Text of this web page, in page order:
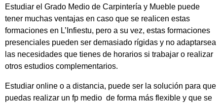
Estudiar el Grado Medio de Carpintería y Mueble puede
tener muchas ventajas en caso que se realicen estas
formaciones en L’Infiestu, pero a su vez, estas formaciones
presenciales pueden ser demasiado rígidas y no adaptarsea
las necesidades que tienes de horarios si trabajar o realizar
otros estudios complementarios.
Estudiar online o a distancia, puede ser la solución para que
puedas realizar un fp medio de forma más flexible y que se